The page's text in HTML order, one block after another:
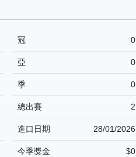
冠 0
亞 0
季 0
總出賽 2
進口日期 28/01/2026
今季獎金 $0